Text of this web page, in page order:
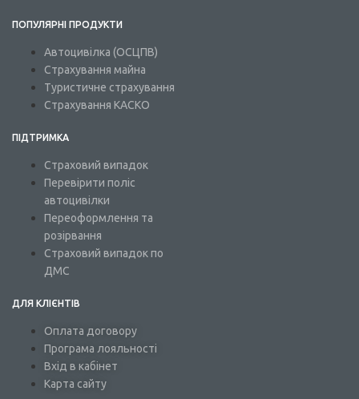
ПОПУЛЯРНІ ПРОДУКТИ
Автоцивілка (ОСЦПВ)
Страхування майна
Туристичне страхування
Страхування КАСКО
ПІДТРИМКА
Страховий випадок
Перевірити поліс
автоцивілки
Переоформлення та
розірвання
Страховий випадок по
ДМС
ДЛЯ КЛІЄНТІВ
Оплата договору
Програма лояльності
Вхід в кабінет
Карта сайту